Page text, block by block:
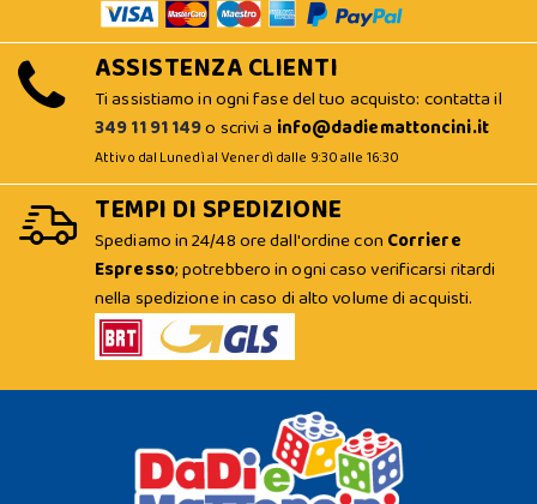
ASSISTENZA CLIENTI
Ti assistiamo in ogni fase del tuo acquisto: contatta il
349 11 91 149o scrivi a info@dadiemattoncini.it
Attivo dal Lunedì al Venerdì dalle 9:30 alle 16:30
TEMPI DI SPEDIZIONE
Spediamo in 24/48 ore dall'ordine con Corriere
Espresso; potrebbero in ogni caso verificarsi ritardi
nella spedizione in caso di alto volume di acquisti.